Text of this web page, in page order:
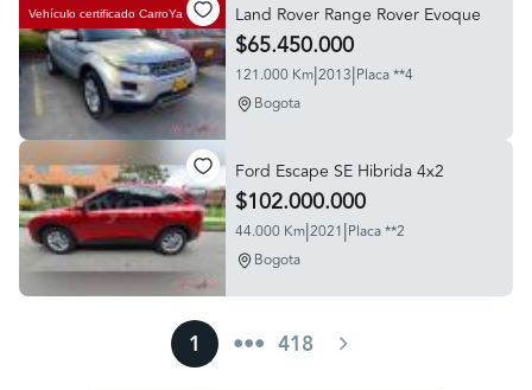
Vehículo certificado CarroYa Land Rover Range Rover Evoque
$65.450.000
121.000 Km|2013|Placa **4
Bogota
Ford Escape SE Hibrida 4x2
$102.000.000
44.000 Km|2021|Placa **2
Bogota
1 ••• 418